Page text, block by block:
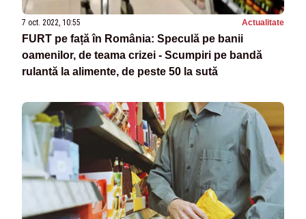
7 oct. 2022, 10:55 Actualitate
FURT pe față în România: Speculă pe banii
oamenilor, de teama crizei - Scumpiri pe bandă
rulantă la alimente, de peste 50 la sută